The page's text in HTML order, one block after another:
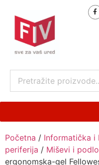
Početna / Informatička i
periferija / Miševi i
ergonomska-gel